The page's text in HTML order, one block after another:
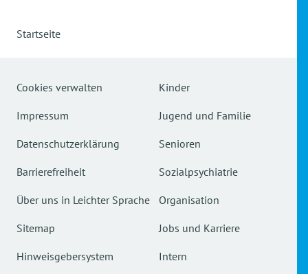
Startseite
Cookies verwalten
Impressum
Datenschutzerklärung
Barrierefreiheit
Über uns in Leichter Sprache
Sitemap
Hinweisgebersystem
Kinder
Jugend und Familie
Senioren
Sozialpsychiatrie
Organisation
Jobs und Karriere
Intern